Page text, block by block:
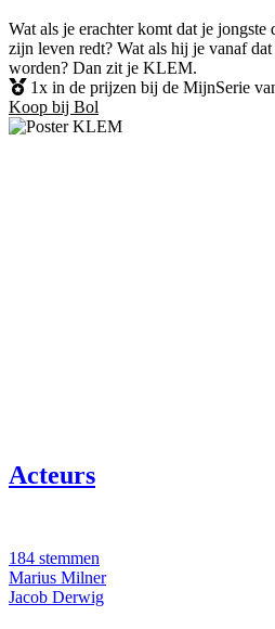
Wat als je erachter komt dat je
zijn leven redt? Wat als hij je vanaf
worden? Dan zit je KLEM.
1x in de prijzen bij de MijnSerie
Koop bij Bol
Acteurs
184 stemmen
Marius Milner
Jacob Derwig